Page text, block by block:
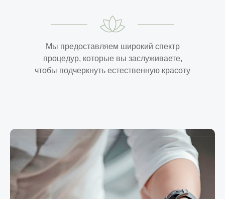
Мы предоставляем широкий спектр
процедур, которые вы заслуживаете,
чтобы подчеркнуть естественную красоту